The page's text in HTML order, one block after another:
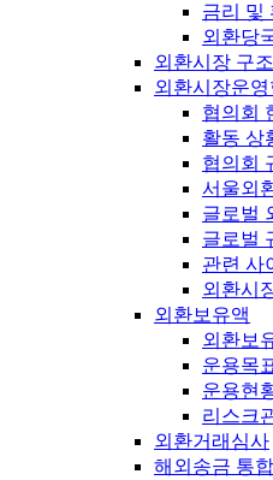
금리 및
외환당
외환시장 구
외환시장운영
협의회
활동 상
협의회
서울외
글로벌
글로벌
관련 사
외환시
외환보유액
외환보
운용목
운용현
리스크
외환거래심사
해외송금 통